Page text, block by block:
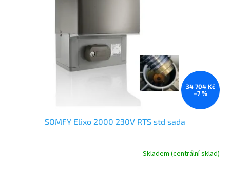
34 704 Kč
–7 %
SOMFY Elixo 2000 230V RTS std sada
Skladem (centrální sklad)